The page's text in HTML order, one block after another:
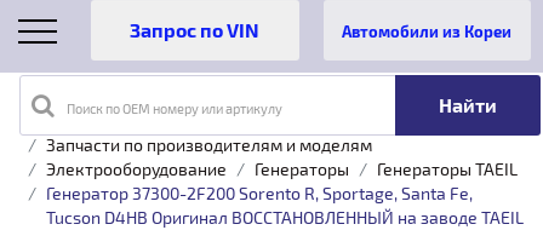
Поиск по OEM номеру или артикулу
Автомобили из Кореи
Главная
Каталог товаров
Запчасти по производителям и моделям
Электрооборудование
Генераторы
Генераторы TAEIL
Генератор 37300-2F200 Sorento R, Sportage, Santa Fe,
Tucson D4HB Оригинал ВОССТАНОВЛЕННЫЙ на заводе TAEIL